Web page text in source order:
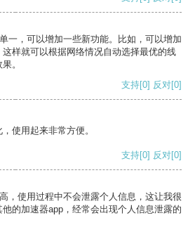
一，可以增加一些新功能。比如，可以增加
样就可以根据网络情况自动选择最优的线
。
支持[0] 反对[0]
使用起来非常方便。
支持[0] 反对[0]
，使用过程中不会泄露个人信息，这让我很
的加速器app，经常会出现个人信息泄露的